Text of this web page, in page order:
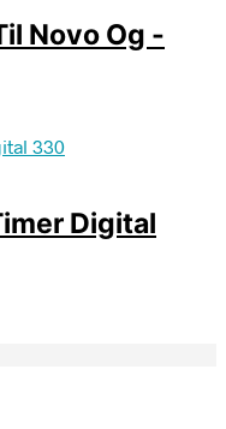
Novo Og -
Digital